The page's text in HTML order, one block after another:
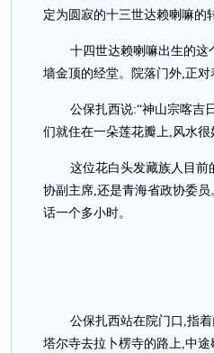
定为圆寂的十三世达赖喇嘛的
十四世达赖喇嘛出生的这
墙金顶的经堂。院落门外,正对
公保扎西说:“神山宗喀吉
们就住在一朵莲花瓣上,风水很
这位花白头发藏族人目前
协副主席,还是青海省政协委
话一个多小时。
公保扎西站在院门口,指
塔尔寺去拉卜楞寺的路上,中